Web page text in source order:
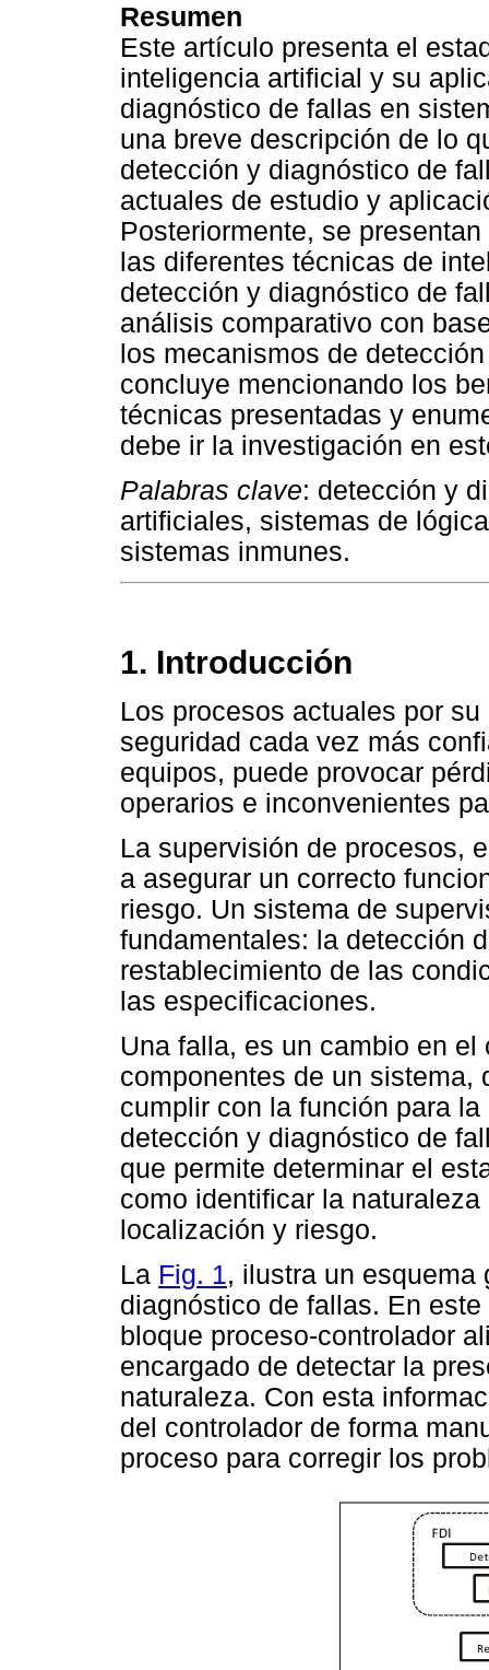
Resumen
Este artículo presenta el
inteligencia artificial y su
diagnóstico de fallas en
una breve descripción de lo
detección y diagnóstico de
actuales de estudio y
Posteriormente, se
las diferentes técnicas de
detección y diagnóstico de
análisis comparativo con
los mecanismos de
concluye mencionando los
técnicas presentadas y
debe ir la investigación en
Palabras clave: detección y
artificiales, sistemas de
sistemas inmunes.
1. Introducción
Los procesos actuales por
seguridad cada vez más
equipos, puede provocar
operarios e inconvenientes
La supervisión de procesos,
a asegurar un correcto
riesgo. Un sistema de
fundamentales: la detección
restablecimiento de las
las especificaciones.
Una falla, es un cambio en
componentes de un sistema,
cumplir con la función para
detección y diagnóstico de
que permite determinar el
como identificar la
localización y riesgo.
La Fig. 1, ilustra un esquema
diagnóstico de fallas. En
bloque proceso-controlador
encargado de detectar la
naturaleza. Con esta
del controlador de forma
proceso para corregir los